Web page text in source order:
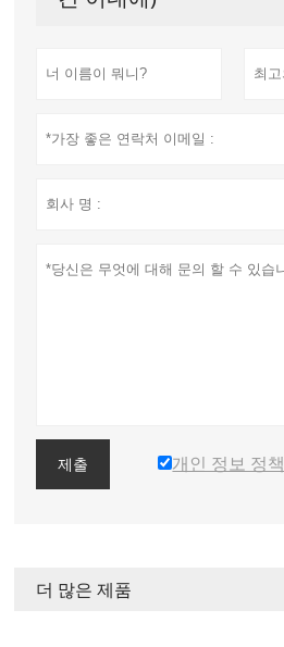
제출 개인 정보 정책
더 많은 제품